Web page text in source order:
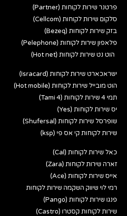
פרטנר שירות לקוחות (Partner)
סלקום שירות לקוחות (Cellcom)
בזק שירות לקוחות (Bezeq)
פלאפון שירות לקוחות (Pelephone)
הוט נט שירות לקוחות (Hot net)
ישראכארט שירות לקוחות (Isracard)
הוט מובייל שירות לקוחות (Hot mobile)
תמי 4 שירות לקוחות (Tami 4)
יס שירות לקוחות (Yes)
שופרסל שירות לקוחות (Shufersal)
שירות לקוחות קי אס פי (ksp)
כאל שירות לקוחות (Cal)
זארה שירות לקוחות (Zara)
אייס שירות לקוחות (Ace)
רמי לוי שיווק השקמה שירות לקוחות
פנגו שירות לקוחות (Pango)
שירות לקוחות קסטרו (Castro)